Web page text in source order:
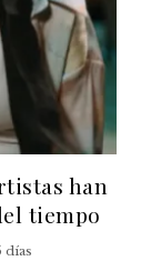
han
tiempo
días